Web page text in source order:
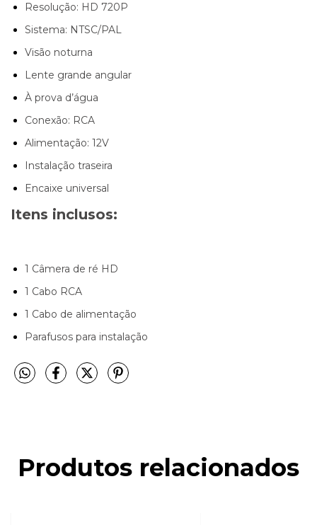
Resolução: HD 720P
Sistema: NTSC/PAL
Visão noturna
Lente grande angular
À prova d’água
Conexão: RCA
Alimentação: 12V
Instalação traseira
Encaixe universal
Itens inclusos:
1 Câmera de ré HD
1 Cabo RCA
1 Cabo de alimentação
Parafusos para instalação
Produtos relacionados